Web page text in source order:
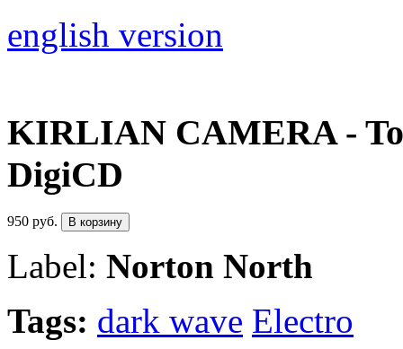
english version
KIRLIAN CAMERA -
DigiCD
950 руб. В корзину
Label: Norton North
Tags: dark wave Electro